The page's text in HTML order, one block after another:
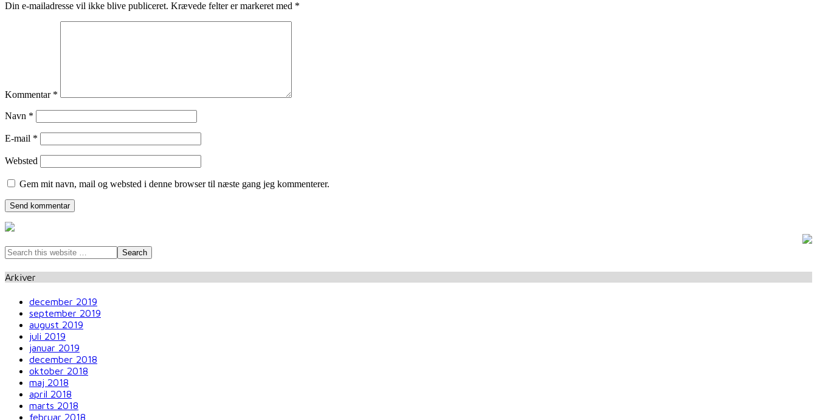
Din e-mailadresse vil ikke blive publiceret. Krævede felter er markeret med *
Kommentar *
Navn *
E-mail *
Websted
Gem mit navn, mail og websted i denne browser til næste gang jeg kommenterer.
Arkiver
december 2019
september 2019
august 2019
juli 2019
januar 2019
december 2018
oktober 2018
maj 2018
april 2018
marts 2018
februar 2018